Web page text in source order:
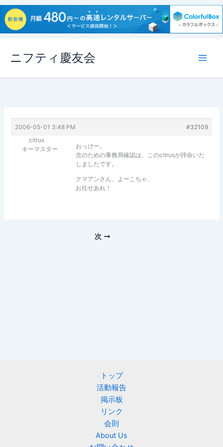
ス
ニフティ慶友会
2006-05-01 3:48 PM
#32109
citrus
キーマスター
おっけー。
念のための事務局確認は、このcitrusが拝命いた
しましたです。
クマアンさん、よーこちゃ、
お任せあれ！
次
トップ
活動報告
掲示板
リンク
会則
About Us